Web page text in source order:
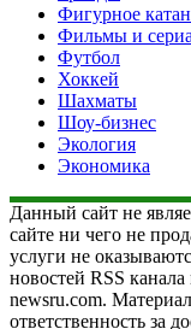
Фигурное
Фильмы и
Футбол
Хоккей
Шахматы
Шоу-бизнес
Экология
Экономика
Данный сайт не
сайте ни чего не
услуги не
новостей RSS
newsru.com.
ответственность за